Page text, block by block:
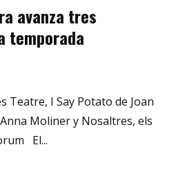
avanza tres
temporada
Teatre, I Say Potato de Joan
Moliner y Nosaltres, els
El...